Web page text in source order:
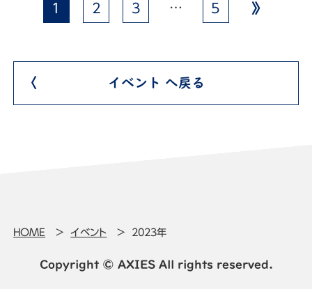
1 2 3 … 5
イベント へ戻る
HOME イベント 2023年
Copyright © AXIES All rights reserved.